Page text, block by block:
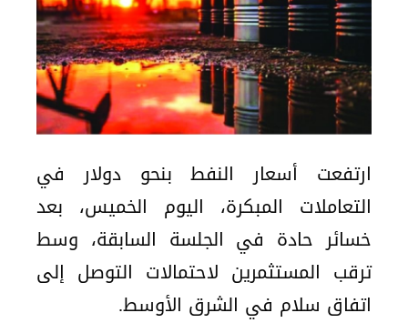
ارتفعت أسعار النفط بنحو دولار في
التعاملات المبكرة، اليوم الخميس، بعد
خسائر حادة في الجلسة السابقة، وسط
ترقب المستثمرين لاحتمالات التوصل إلى
اتفاق سلام في الشرق الأوسط.